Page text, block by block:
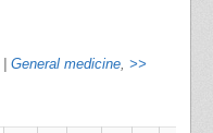
General medicine, >>